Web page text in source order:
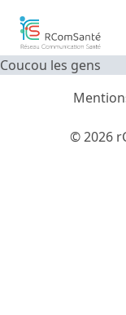
Coucou les gens
© 2026